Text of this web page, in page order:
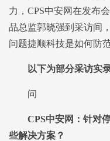
力，CPS中安网在发布
品总监郭晓强到采访间
问题捷顺科技是如何防
以下为部分采访实
问
CPS中安网：针对
些解决方案？